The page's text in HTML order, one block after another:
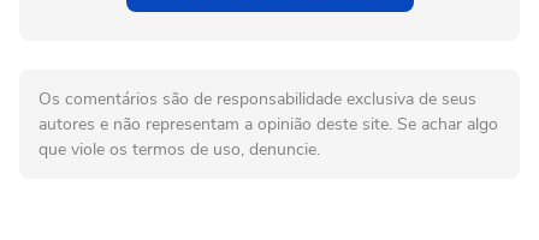
Os comentários são de responsabilidade exclusiva de seus
autores e não representam a opinião deste site. Se achar algo
que viole os termos de uso, denuncie.